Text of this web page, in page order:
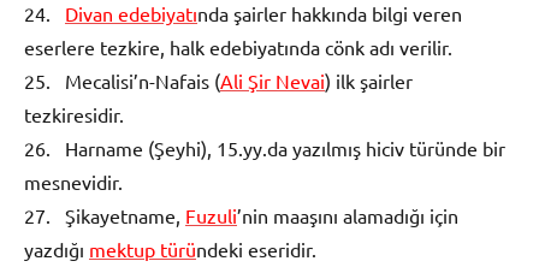
24. Divan edebiyatında şairler hakkında bilgi veren
eserlere tezkire, halk edebiyatında cönk adı verilir.
25. Mecalisi’n-Nafais (Ali Şir Nevai) ilk şairler
tezkiresidir.
26. Harname (Şeyhi), 15.yy.da yazılmış hiciv türünde bir
mesnevidir.
27. Şikayetname, Fuzuli’nin maaşını alamadığı için
yazdığı mektup türündeki eseridir.